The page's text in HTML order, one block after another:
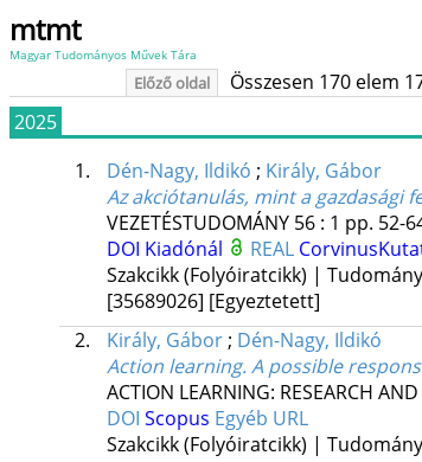
mtmt
Magyar Tudományos Művek Tára
Előző oldal Összesen 170 elem
2025
1.
Dén-Nagy, Ildikó ; Király, Gábor
Az akciótanulás, mint a gazdasági
VEZETÉSTUDOMÁNY 56: 1 pp. 52-
DOI Kiadónál REAL
Szakcikk (Folyóiratcikk) |
[35689026] [Egyeztetett]
2.
Király, Gábor; Dén-Nagy, Ildikó
Action learning. A possible
ACTION LEARNING: RESEARCH AND
DOI Scopus Egyéb URL
Szakcikk (Folyóiratcikk) |